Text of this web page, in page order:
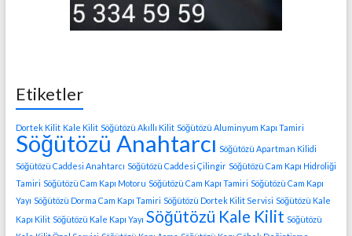
Etiketler
Dortek Kilit Kale Kilit Söğütözü Akıllı Kilit Söğütözü Aluminyum Kapı Tamiri
Söğütözü Anahtarcı Söğütözü Apartman Kilidi
Söğütözü Caddesi Anahtarcı Söğütözü Caddesi Çilingir Söğütözü Cam Kapı Hidroliği
Tamiri Söğütözü Cam Kapı Motoru Söğütözü Cam Kapı Tamiri Söğütözü Cam Kapı
Yayı Söğütözü Dorma Cam Kapı Tamiri Söğütözü Dortek Kilit Servisi Söğütözü Kale
Kapı Kilit Söğütözü Kale Kapı Yayı Söğütözü Kale Kilit Söğütözü